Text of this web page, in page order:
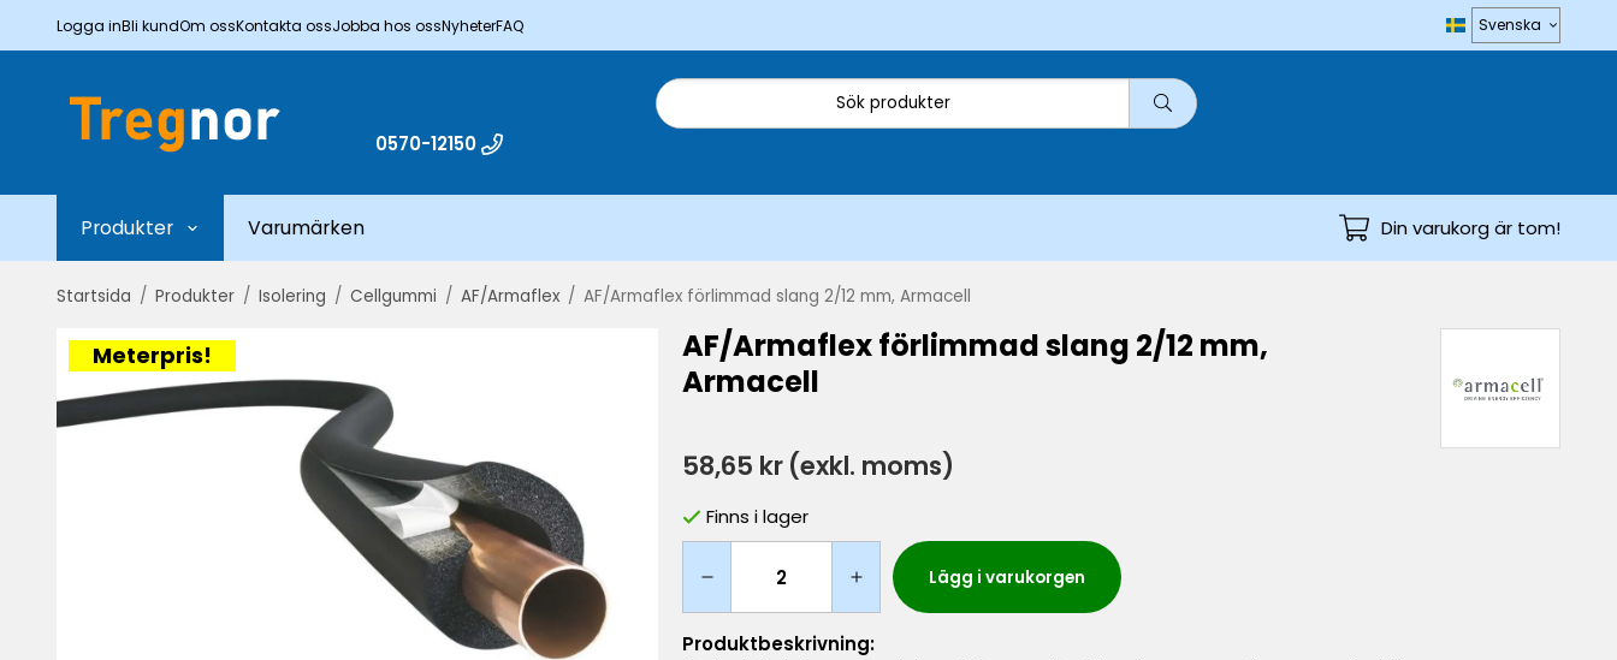
Logga inBli kundOm ossKontakta ossJobba hos ossNyheterFAQ
0570-12150
Produkter Varumärken Din varukorg är tom!
Startsida / Produkter / Isolering / Cellgummi / AF/Armaflex / AF/Armaflex förlimmad slang 2/12 mm, Armacell
Meterpris!
AF/Armaflex förlimmad slang 2/12 mm,
Armacell
58,65 kr (exkl. moms)
Finns i lager
Lägg i varukorgen
Produktbeskrivning: